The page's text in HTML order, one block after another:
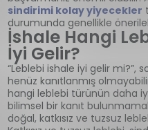
sindirimi kolay yiyecekler
durumunda genellikle
İshale Hangi
İyi Gelir?
“Leblebi ishale iyi gelir mi?”,
henüz kanıtlanmış
hangi leblebi türünün daha
bilimsel bir kanıt
doğal, katkısız ve tuzsuz